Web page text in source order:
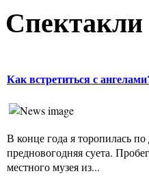
Спектакли
Как встретиться с
В конце года я торопилась по
предновогодняя суета.
местного музея из...